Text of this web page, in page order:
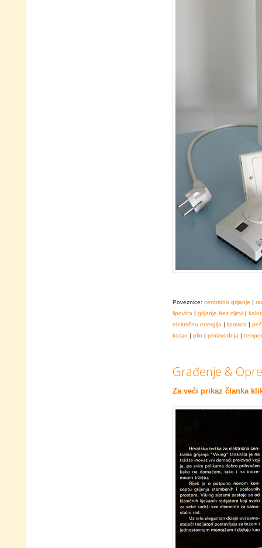
Poveznice: centralno grijanje |
lipovica | grijanje bez cijevi |
električna energija | lipovica |
kotao | plin | proizvodnja |
Građenje &
Za veći prikaz članka